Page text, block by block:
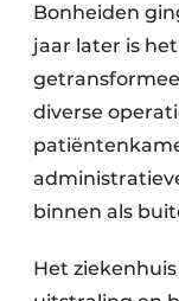
Veiligheid &
Zonwering
Bonheiden
jaar later is
diverse
binnen als
Het